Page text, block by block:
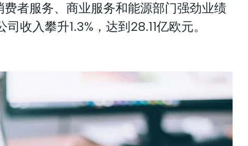
费者服务、商业服务和能源部门强劲业绩
收入攀升1.3%，达到28.11亿欧元。